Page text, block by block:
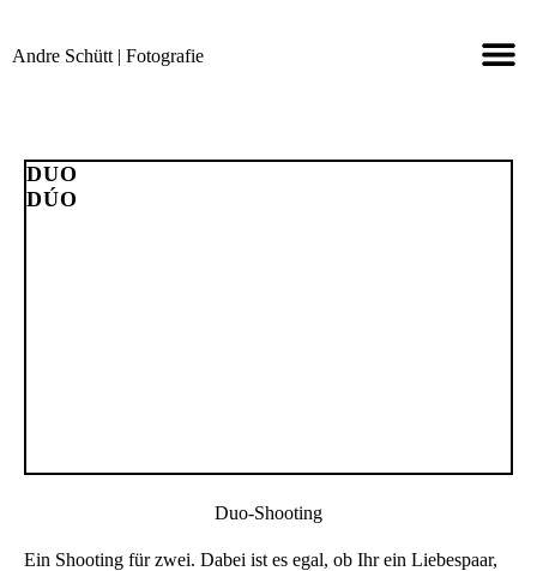
Andre Schütt | Fotografie
DUO
DÚO
Duo-Shooting
Ein Shooting für zwei. Dabei ist es egal, ob Ihr ein Liebespaar,